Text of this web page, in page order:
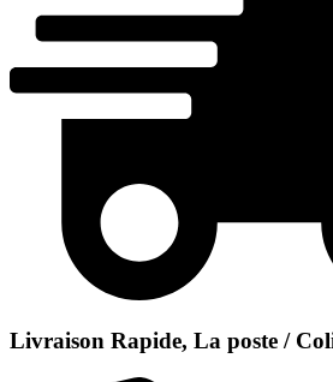
Livraison Rapide, La poste /